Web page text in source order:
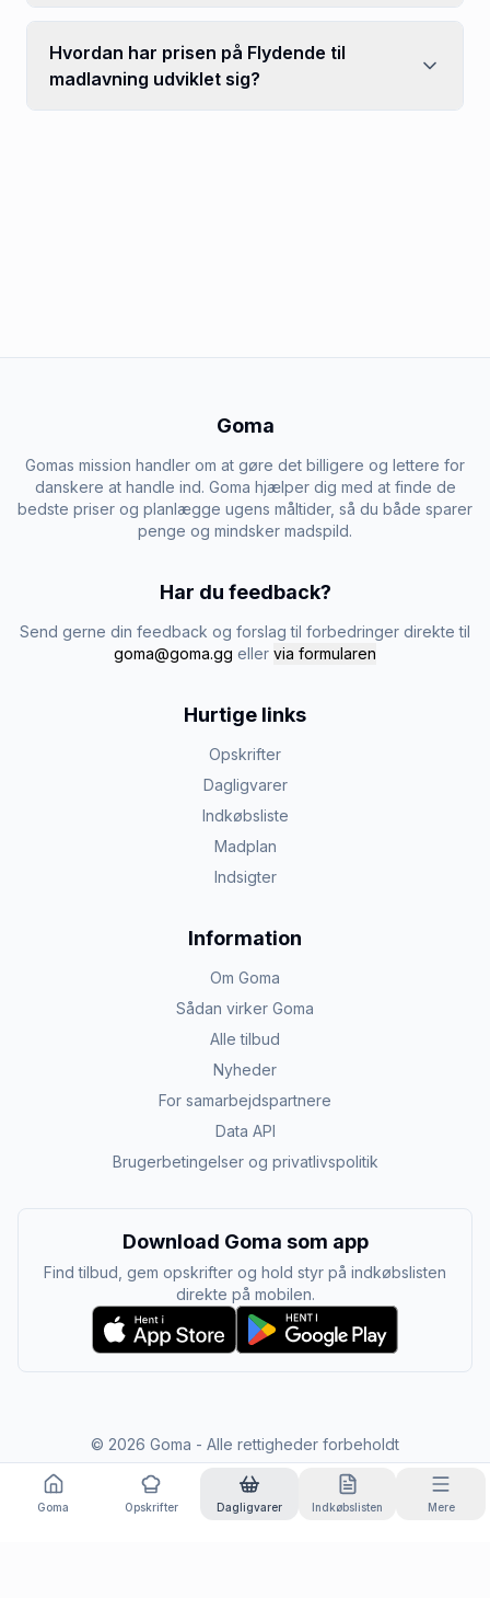
Hvordan har prisen på Flydende til
madlavning udviklet sig?
Goma
Gomas mission handler om at gøre det billigere og lettere for
danskere at handle ind. Goma hjælper dig med at finde de
bedste priser og planlægge ugens måltider, så du både sparer
penge og mindsker madspild.
Har du feedback?
Send gerne din feedback og forslag til forbedringer direkte til
goma@goma.gg eller via formularen
Hurtige links
Opskrifter
Dagligvarer
Indkøbsliste
Madplan
Indsigter
Information
Om Goma
Sådan virker Goma
Alle tilbud
Nyheder
For samarbejdspartnere
Data API
Brugerbetingelser og privatlivspolitik
Download Goma som app
Find tilbud, gem opskrifter og hold styr på indkøbslisten
direkte på mobilen.
© 2026 Goma - Alle rettigheder forbeholdt
Goma Opskrifter Dagligvarer Indkøbslisten Mere